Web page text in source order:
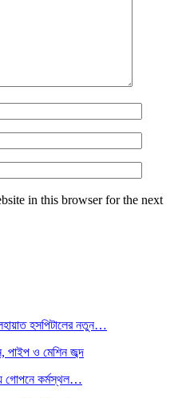
in this browser for the next
হসপিটালের নতুন…
পাইপ ও মেশিন জব্দ
গোপনে কর্মস্থল…